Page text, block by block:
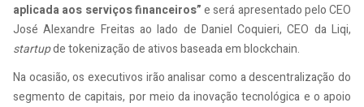
aplicada aos serviços financeiros”e será apresentado pelo CEO
José Alexandre Freitas ao lado de Daniel Coquieri, CEO da Liqi,
startupde tokenização de ativos baseada em blockchain.
Na ocasião, os executivos irão analisar como a descentralização do
segmento de capitais, por meio da inovação tecnológica e o apoio